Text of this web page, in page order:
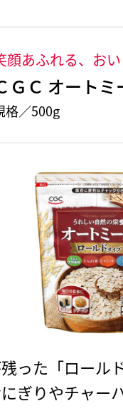
顔あふれる、おい
ＧＣ オート
格／500g
った「ロール
ぎりやチャー